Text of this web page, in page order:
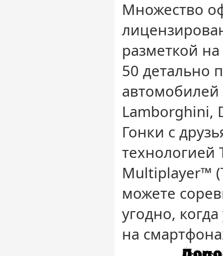
Множество
разметкой
50 детально
автомобилей
Lamborghini,
Гонки с
технологией
Multiplayer™
можете
угодно,
на